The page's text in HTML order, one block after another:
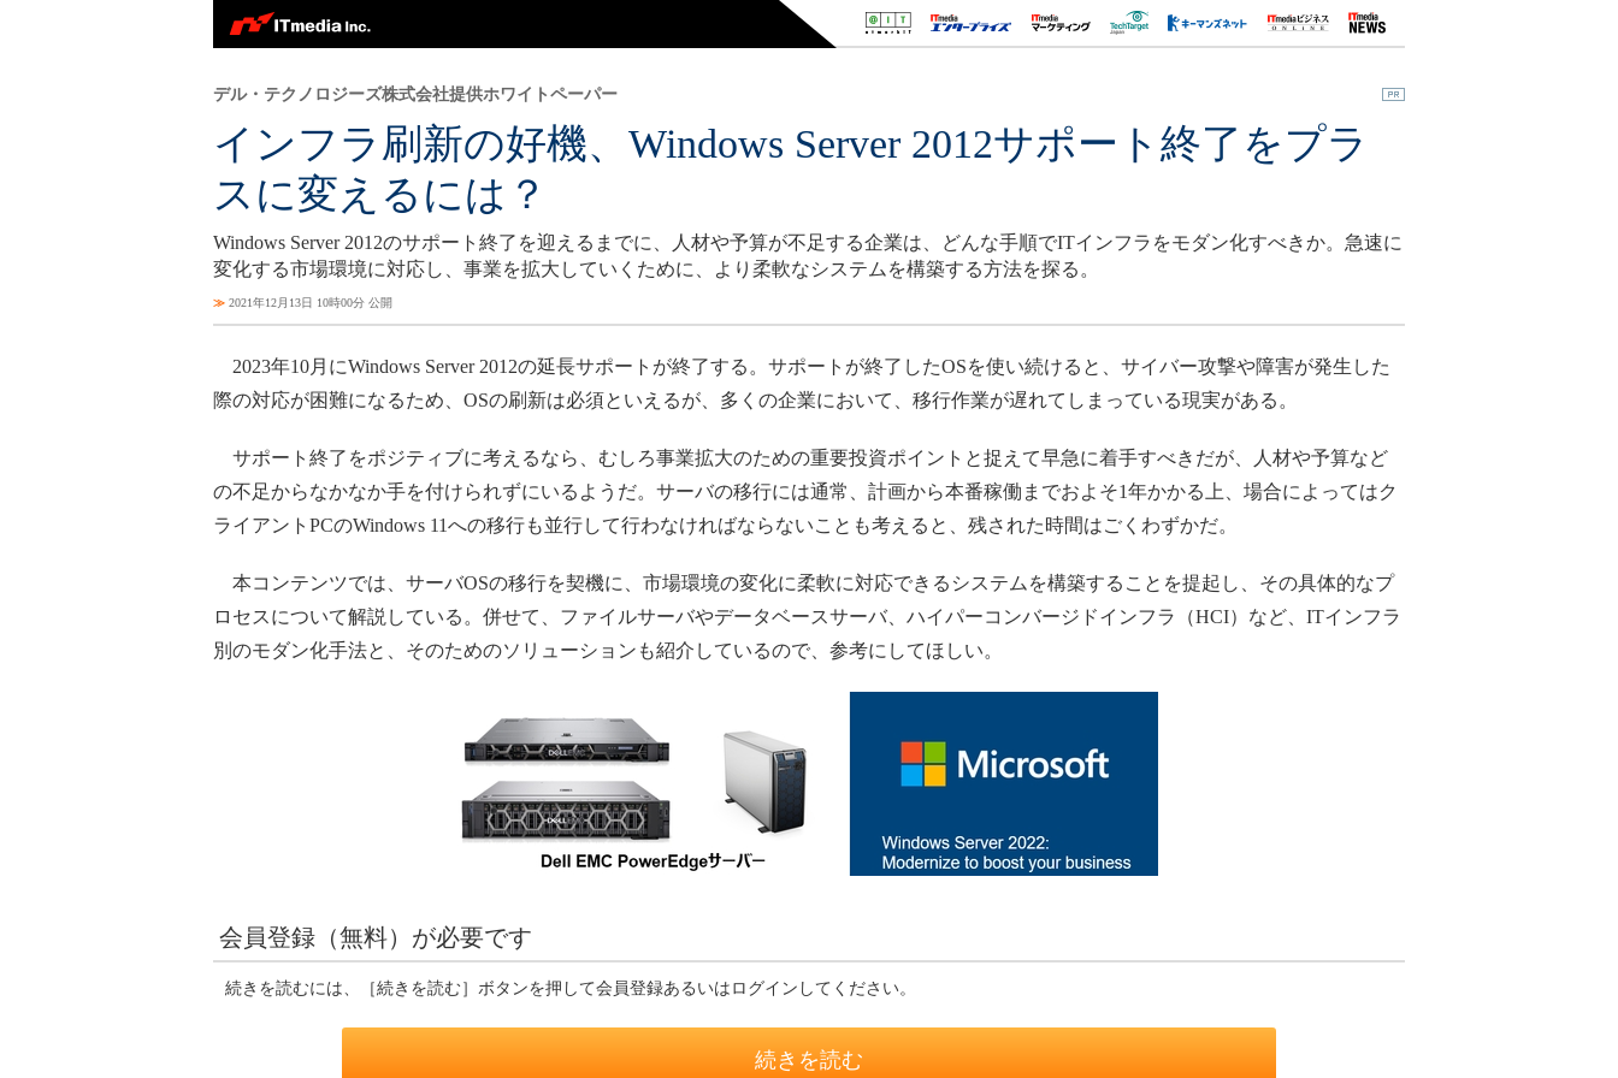
インフラ刷新の好機、Windows Server 2012サポート終了をプラ
スに変えるには？
デル・テクノロジーズ株式会社提供ホワイトペーパー
Windows Server 2012のサポート終了を迎えるまでに、人材や予算が不足する企業は、どんな手順でITインフラをモダン化すべきか。急速に
変化する市場環境に対応し、事業を拡大していくために、より柔軟なシステムを構築する方法を探る。
≫ 2021年12月13日 10時00分 公開
2023年10月にWindows Server 2012の延長サポートが終了する。サポートが終了したOSを使い続けると、サイバー攻撃や障害が発生した
際の対応が困難になるため、OSの刷新は必須といえるが、多くの企業において、移行作業が遅れてしまっている現実がある。
サポート終了をポジティブに考えるなら、むしろ事業拡大のための重要投資ポイントと捉えて早急に着手すべきだが、人材や予算など
の不足からなかなか手を付けられずにいるようだ。サーバの移行には通常、計画から本番稼働までおよそ1年かかる上、場合によってはク
ライアントPCのWindows 11への移行も並行して行わなければならないことも考えると、残された時間はごくわずかだ。
本コンテンツでは、サーバOSの移行を契機に、市場環境の変化に柔軟に対応できるシステムを構築することを提起し、その具体的なプ
ロセスについて解説している。併せて、ファイルサーバやデータベースサーバ、ハイパーコンバージドインフラ（HCI）など、ITインフラ
別のモダン化手法と、そのためのソリューションも紹介しているので、参考にしてほしい。
会員登録（無料）が必要です
続きを読むには、［続きを読む］ボタンを押して会員登録あるいはログインしてください。
続きを読む